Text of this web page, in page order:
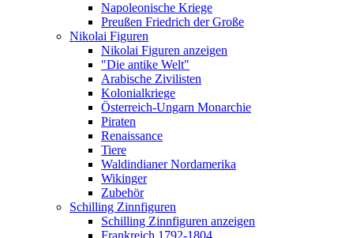
Napoleonische Kriege
Preußen Friedrich der Große
Nikolai Figuren
Nikolai Figuren anzeigen
"Die antike Welt"
Arabische Zivilisten
Kolonialkriege
Österreich-Ungarn Monarchie
Piraten
Renaissance
Tiere
Waldindianer Nordamerika
Wikinger
Zubehör
Schilling Zinnfiguren
Schilling Zinnfiguren anzeigen
Frankreich 1792-1804